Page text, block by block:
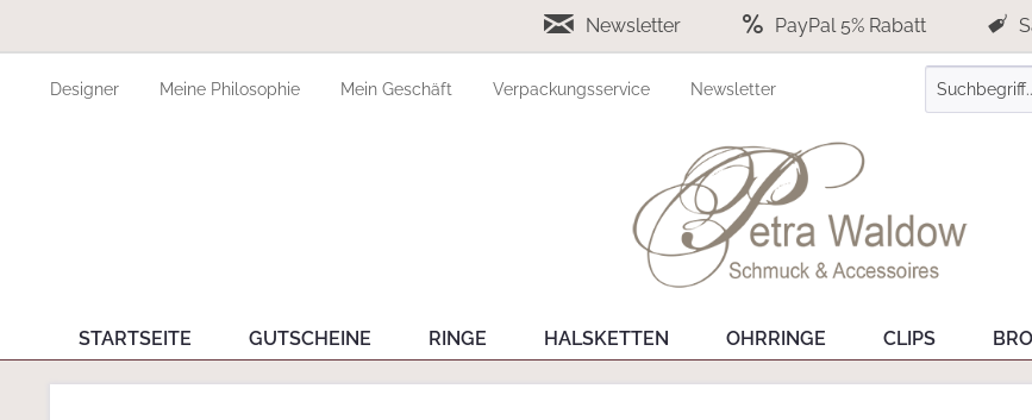
Newsletter PayPal 5% Rabatt
Designer Meine Philosophie Mein Geschäft Verpackungsservice Newsletter
STARTSEITE GUTSCHEINE RINGE HALSKETTEN OHRRINGE CLIPS